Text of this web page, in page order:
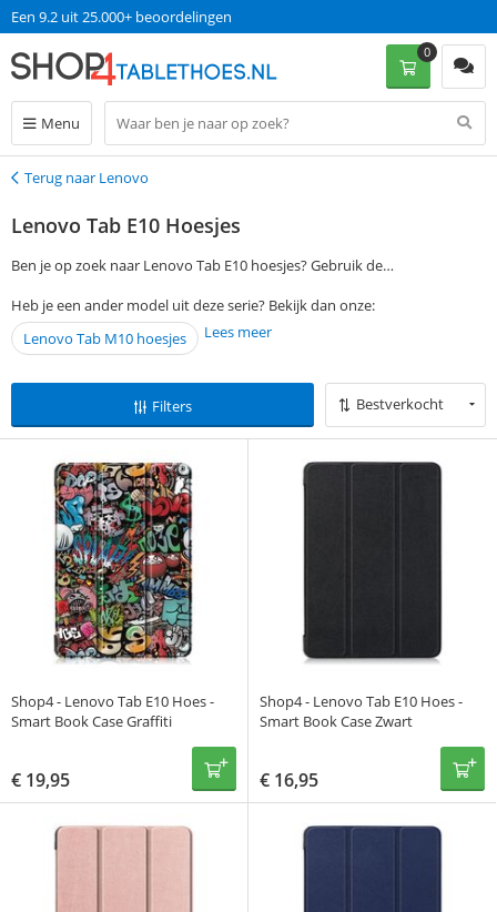
Een 9.2 uit 25.000+ beoordelingen
Menu
0
Terug
Terug naar Lenovo
Lenovo Tab E10 Hoesjes
Ben je op zoek naar Lenovo Tab E10 hoesjes? Gebruik de
voorkeuren aan te geven en vind een geschikte Lenovo Tab E10 case.
Bestel je op werkdagen voor 13:00? Dan ontvang je jouw gekozen
Heb je een ander model uit deze serie? Bekijk dan onze:
Lenovo Tab M10 hoesjes
Lees meer
Filters Bestverkocht
Shop4 - Lenovo Tab E10 Hoes -
Smart Book Case Graffiti
€ 19,95
Shop4 - Lenovo Tab E10 Hoes -
Smart Book Case Zwart
€ 16,95